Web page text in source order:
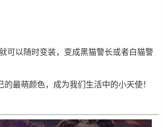
可以随时变装，变成黑猫警长或者白猫警
最萌颜色，成为我们生活中的小天使！